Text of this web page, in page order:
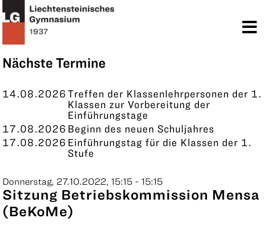
Nächste Termine
14.08.2026Treffen der Klassenlehrpersonen der 1.
Klassen zur Vorbereitung der
Einführungstage
17.08.2026 Beginn des neuen Schuljahres
17.08.2026 Einführungstag für die Klassen der 1.
Stufe
KONTAKT
Donnerstag, 27.10.2022, 15:15 - 15:15
Sitzung Betriebskommission Mensa
(BeKoMe)